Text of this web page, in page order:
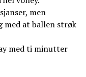
men
med at ballen strøk
med ti minutter